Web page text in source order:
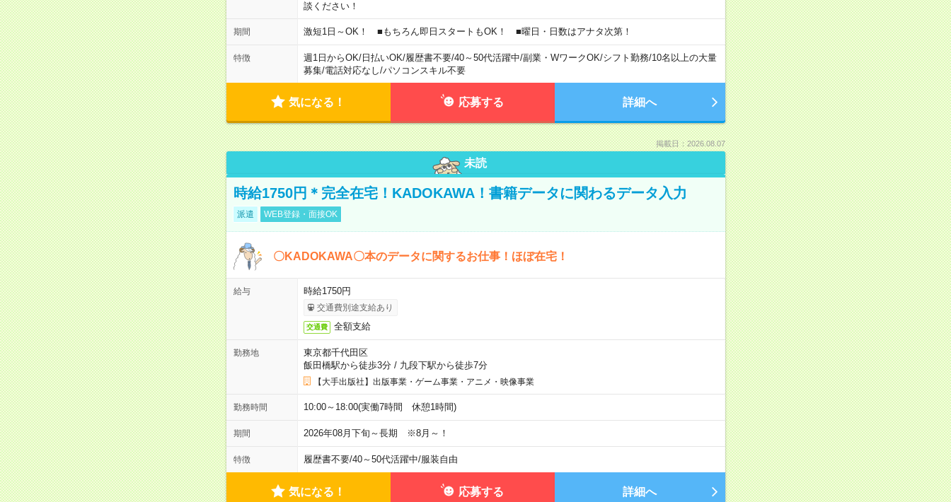
談ください！
期間 激短1日～OK！ ■もちろん即日スタートもOK！ ■曜日・日数はアナタ次第！
特徴 週1日からOK/日払いOK/履歴書不要/40～50代活躍中/副業・WワークOK/シフト勤務/10名以上の大量
募集/電話対応なし/パソコンスキル不要
気になる！ 応募する 詳細へ
掲載日：2026.08.07
未読
時給1750円＊完全在宅！KADOKAWA！書籍データに関わるデータ入力
派遣 WEB登録・面接OK
〇KADOKAWA〇本のデータに関するお仕事！ほぼ在宅！
給与 時給1750円
交通費別途支給あり
交通費 全額支給
勤務地
東京都千代田区
飯田橋駅から徒歩3分/ 九段下駅から徒歩7分
【大手出版社】出版事業・ゲーム事業・アニメ・映像事業
勤務時間 10:00～18:00(実働7時間 休憩1時間)
期間 2026年08月下旬～長期 ※8月～！
特徴 履歴書不要/40～50代活躍中/服装自由
気になる！ 応募する 詳細へ